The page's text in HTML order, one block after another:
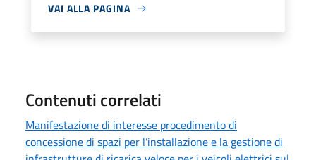
VAI ALLA PAGINA
Contenuti correlati
Manifestazione di interesse procedimento di
concessione di spazi per l’installazione e la gestione di